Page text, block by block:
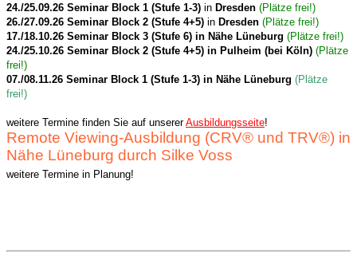
24./25.09.26 Seminar Block 1 (Stufe 1-3) in Dresden (Plätze frei!)
26./27.09.26 Seminar Block 2 (Stufe 4+5) in Dresden (Plätze frei!)
17./18.10.26 Seminar Block 3 (Stufe 6) in Nähe Lüneburg (Plätze frei!)
24./25.10.26 Seminar Block 2 (Stufe 4+5) in Pulheim (bei Köln) (Plätze
frei!)
07./08.11.26 Seminar Block 1 (Stufe 1-3) in Nähe Lüneburg (Plätze
frei!)
weitere Termine finden Sie auf unsererAusbildungsseite!
Remote Viewing-Ausbildung (CRV® und TRV®) in
Nähe Lüneburg durch Silke Voss
weitere Termine in Planung!